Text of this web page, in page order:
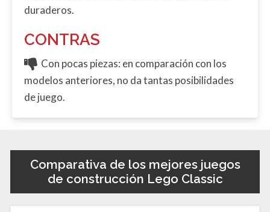
duraderos.
CONTRAS
Con pocas piezas: en comparación con los
modelos anteriores, no da tantas posibilidades
de juego.
Comparativa de los mejores juegos
de construcción Lego Classic